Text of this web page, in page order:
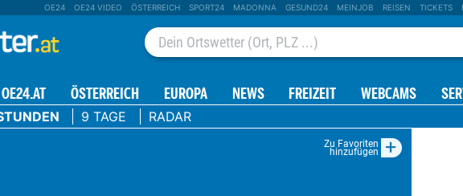
OE24 OE24 VIDEO ÖSTERREICH SPORT24 MADONNA GESUND24 MEINJOB REISEN TICKETS
OE24.AT ÖSTERREICH EUROPA NEWS FREIZEIT WEBCAMS
9 TAGE RADAR
Zu Favoriten
hinzufügen +